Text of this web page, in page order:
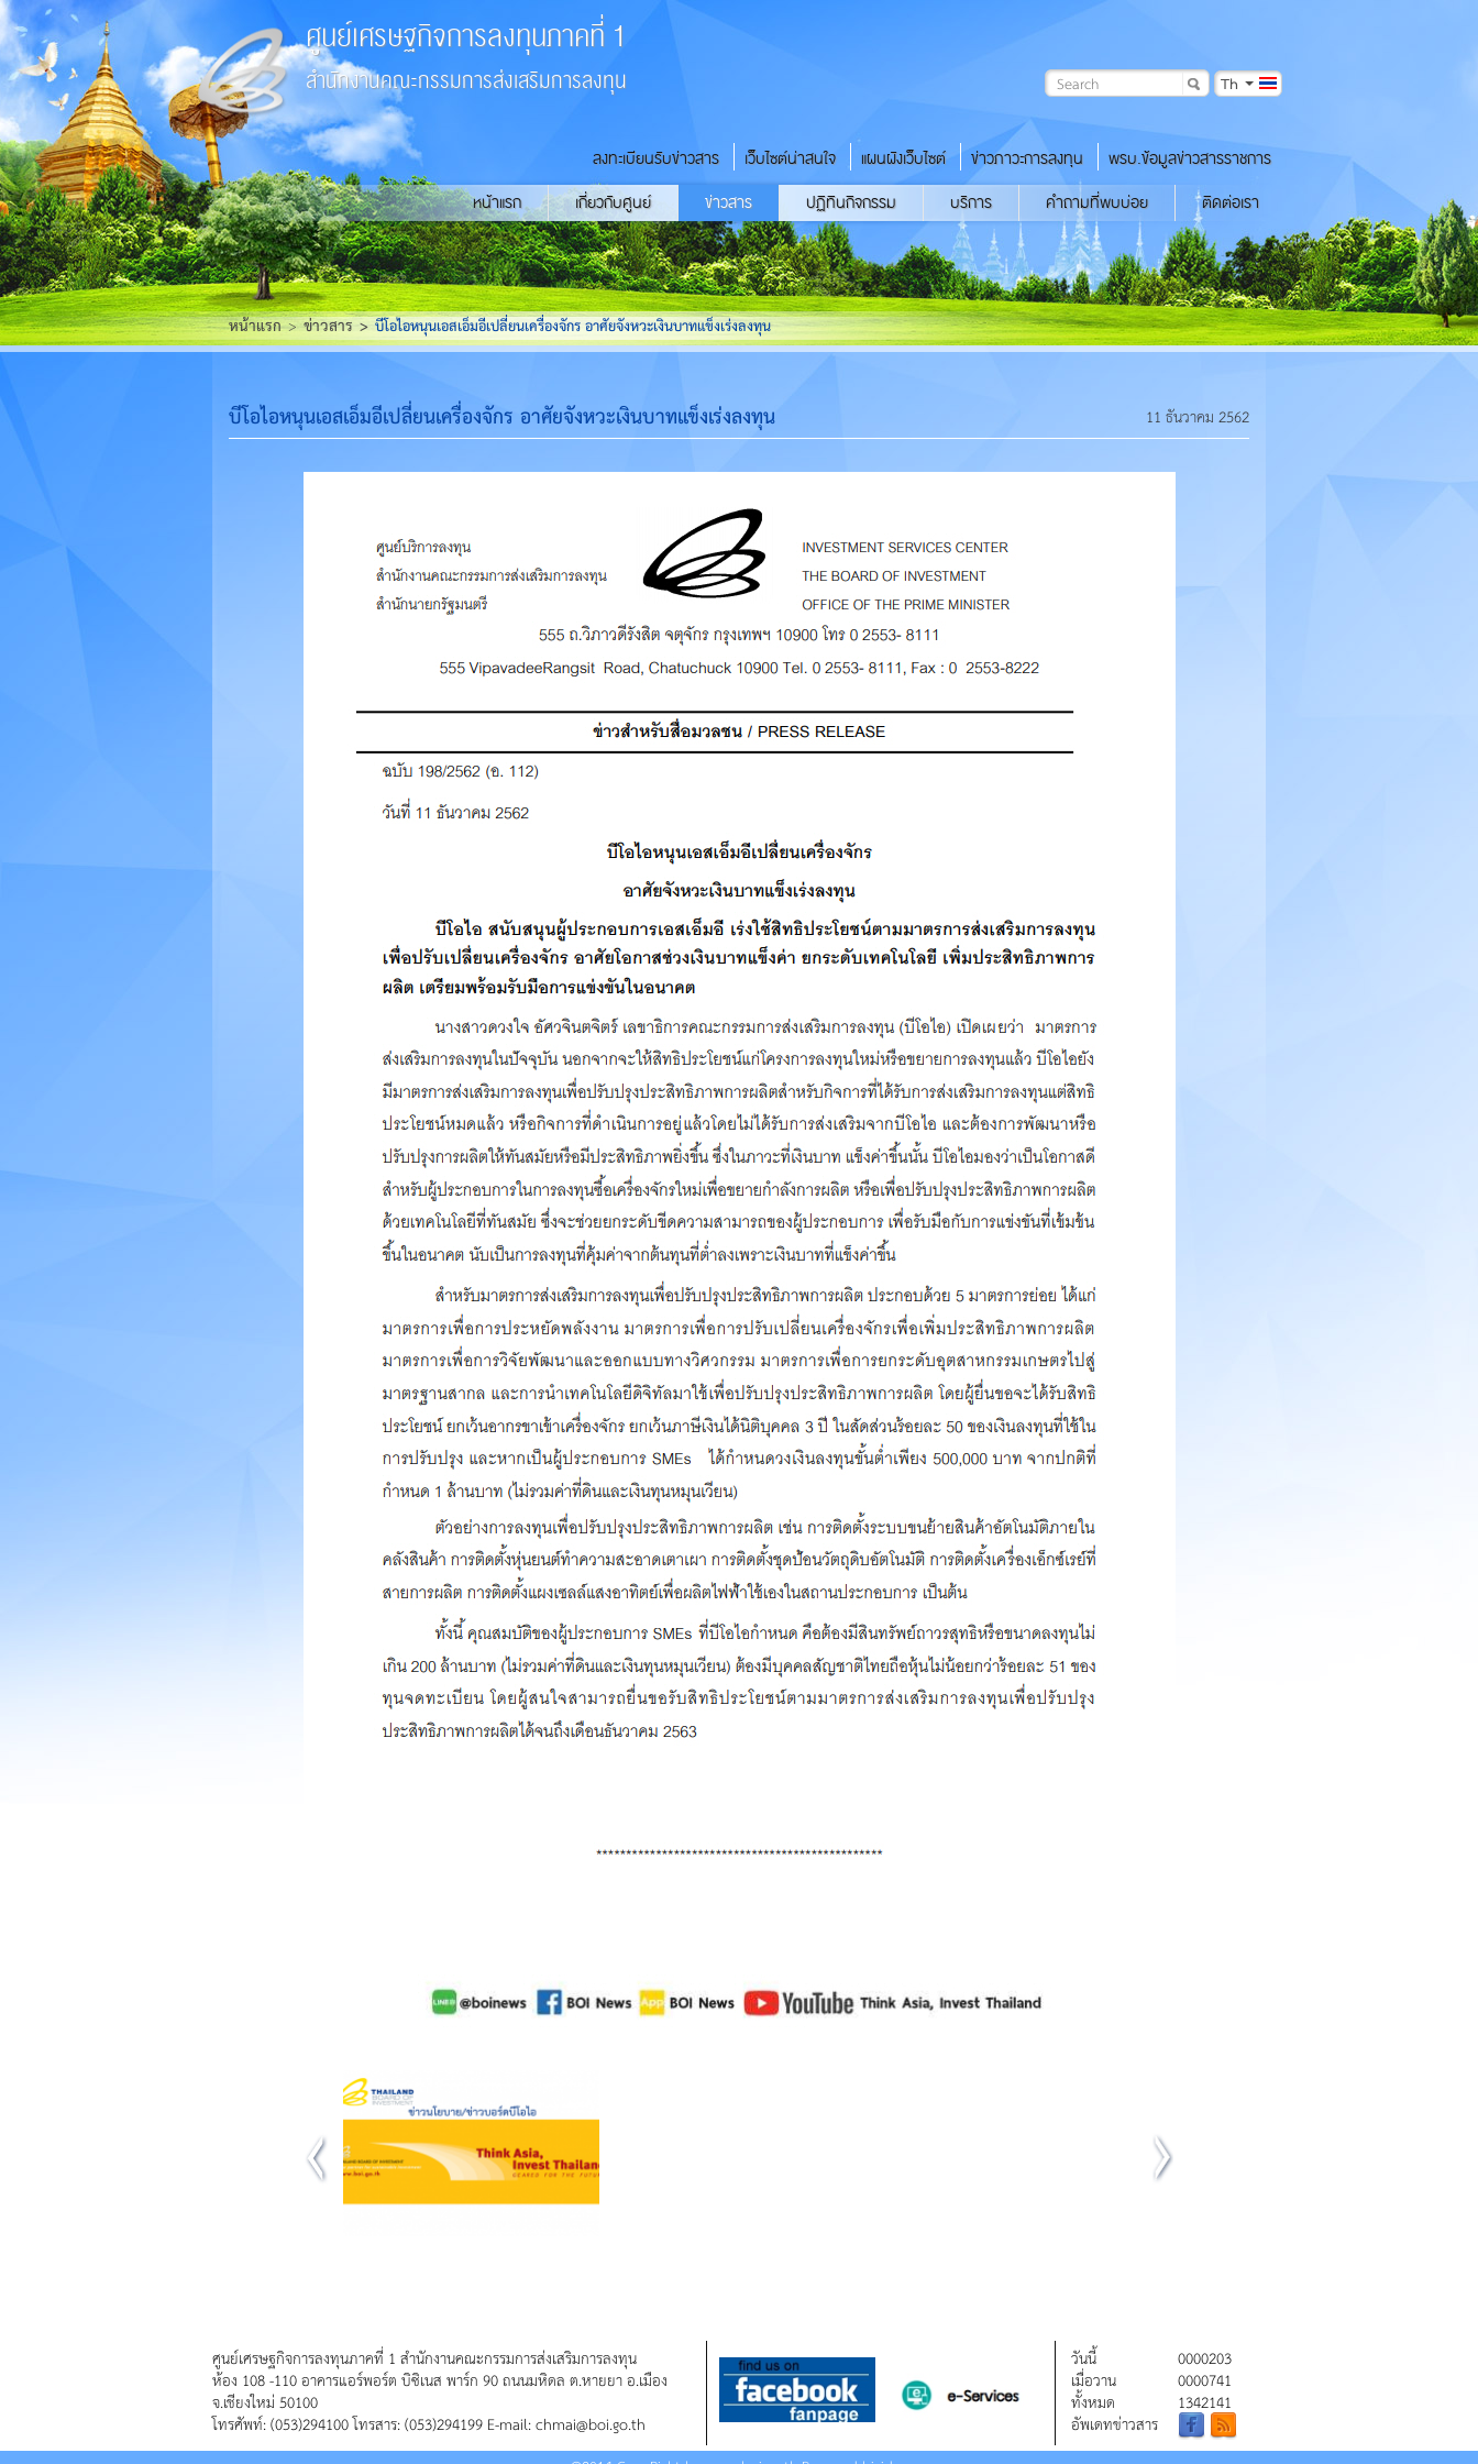
ศูนย์เศรษฐกิจการลงทุนภาคที่ 1
สำนักงานคณะกรรมการส่งเสริมการลงทุน Th
ลงทะเบียนรับข่าวสาร เว็บไซต์น่าสนใจ แผนผังเว็บไซต์ ข่าวภาวะการลงทุน
พรบ.ข้อมูลข่าวสารราชการ
หน้าแรก
เกี่ยวกับศูนย์ ข่าวสาร ปฏิทินกิจกรรม บริการ คำถามที่พบบ่อย ติดต่อเรา
หน้าแรก ข่าวสาร บีโอไอหนุนเอสเอ็มอีเปลี่ยนเครื่องจักร อาศัยจังหวะเงินบาทแข็งเร่งลงทุน
บีโอไอหนุนเอสเอ็มอีเปลี่ยนเครื่องจักร อาศัยจังหวะเงินบาทแข็งเร่งลงทุน 11 ธันวาคม 2562
ศูนย์เศรษฐกิจการลงทุนภาคที่ 1 สำนักงานคณะกรรมการส่งเสริมการลงทุน
ห้อง 108 -110 อาคารแอร์พอร์ต บิซิเนส พาร์ก 90 ถนนมหิดล ต.หายยา อ.เมือง
จ.เชียงใหม่ 50100
โทรศัพท์: (053)294100 โทรสาร: (053)294199 E-mail: chmai@boi.go.th
วันนี้
0000203
เมื่อวาน
0000741
ทั้งหมด
1342141
อัพเดทข่าวสาร